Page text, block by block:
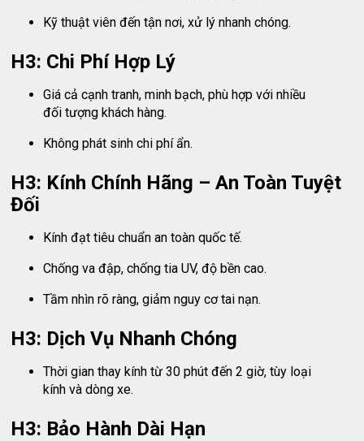
Kỹ thuật viên đến tận nơi, xử lý nhanh chóng.
H3: Chi Phí Hợp Lý
Giá cả cạnh tranh, minh bạch, phù hợp với nhiều
đối tượng khách hàng.
Không phát sinh chi phí ẩn.
H3: Kính Chính Hãng – An Toàn Tuyệt
Đối
Kính đạt tiêu chuẩn an toàn quốc tế.
Chống va đập, chống tia UV, độ bền cao.
Tầm nhìn rõ ràng, giảm nguy cơ tai nạn.
H3: Dịch Vụ Nhanh Chóng
Thời gian thay kính từ 30 phút đến 2 giờ, tùy loại
kính và dòng xe.
H3: Bảo Hành Dài Hạn